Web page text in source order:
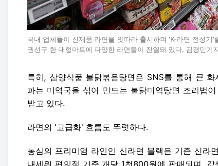
국내 업체들이 신제품 라면을 잇따라 출시하며 'K-라면 전성기
권선구 한 대형마트에 다양한 라면들이 진열돼 있다. 김경민기
특히, 삼양식품 불닭볶음탕면은 SNS를 통해 큰
파는 미역국을 섞어 만드는 불닭미역탕면 조리법
받고 있다.
라면의 '고급화' 흐름도 뚜렷하다.
농심의 프리미엄 라인인 신라면 블랙은 기존 신라
내세워 편의점 기준 개당 1천800원에 판매되며,